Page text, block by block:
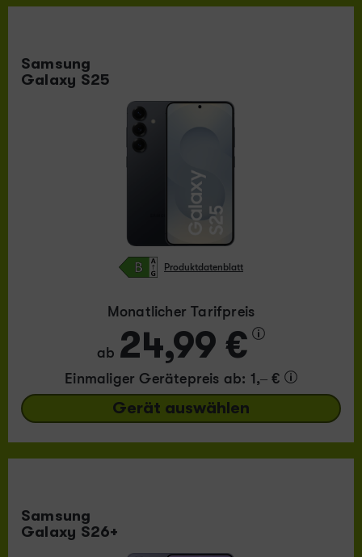
Samsung
Galaxy S25
Produktdatenblatt
Monatlicher Tarifpreis
ab 24,99 €
Einmaliger Gerätepreis ab: 1,– €
Gerät auswählen
Samsung
Galaxy S26+